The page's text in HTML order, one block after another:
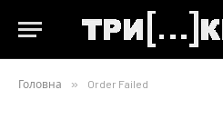
Головна » Order Failed